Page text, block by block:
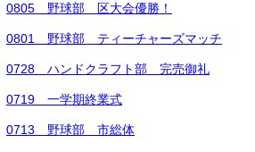
0805 野球部 区大会優勝！
0801 野球部 ティーチャーズマッチ
0728 ハンドクラフト部 完売御礼
0719 一学期終業式
0713 野球部 市総体